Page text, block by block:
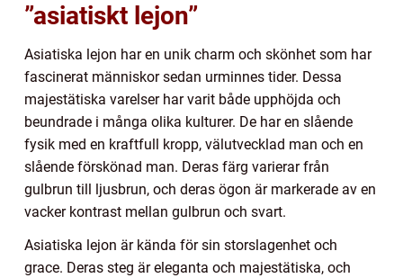
”asiatiskt lejon”
Asiatiska lejon har en unik charm och skönhet som har
fascinerat människor sedan urminnes tider. Dessa
majestätiska varelser har varit både upphöjda och
beundrade i många olika kulturer. De har en slående
fysik med en kraftfull kropp, välutvecklad man och en
slående förskönad man. Deras färg varierar från
gulbrun till ljusbrun, och deras ögon är markerade av en
vacker kontrast mellan gulbrun och svart.
Asiatiska lejon är kända för sin storslagenhet och
grace. Deras steg är eleganta och majestätiska, och